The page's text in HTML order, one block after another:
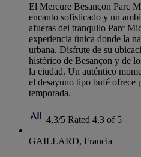
El Mercure Besançon Parc
encanto sofisticado y un
afueras del tranquilo Parc
experiencia única donde la
urbana. Disfrute de su
histórico de Besançon y de
la ciudad. Un auténtico
el desayuno tipo bufé ofrece
temporada.
4,3/5 Rated 4,3 of 5
GAILLARD, Francia